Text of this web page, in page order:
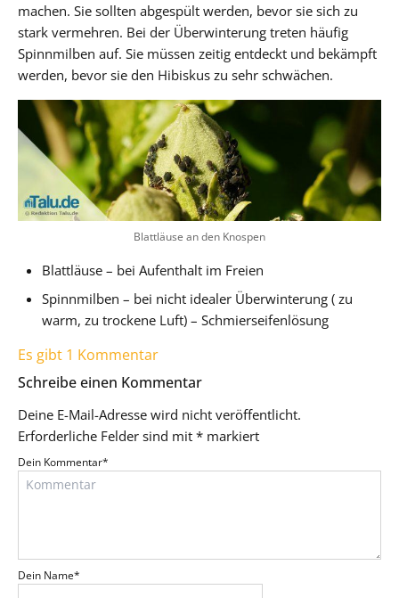
machen. Sie sollten abgespült werden, bevor sie sich zu
stark vermehren. Bei der Überwinterung treten häufig
Spinnmilben auf. Sie müssen zeitig entdeckt und bekämpft
werden, bevor sie den Hibiskus zu sehr schwächen.
Blattläuse an den Knospen
Blattläuse – bei Aufenthalt im Freien
Spinnmilben – bei nicht idealer Überwinterung ( zu
warm, zu trockene Luft) – Schmierseifenlösung
Es gibt 1 Kommentar
Schreibe einen Kommentar
Deine E-Mail-Adresse wird nicht veröffentlicht.
Erforderliche Felder sind mit * markiert
Dein Kommentar*
Dein Name*